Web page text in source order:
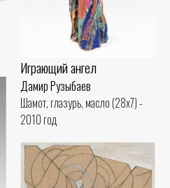
Играющий ангел
Дамир Рузыбаев
Шамот, глазурь, масло (28x7) -
2010 год